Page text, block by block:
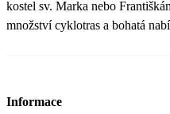
kostel sv. Marka nebo
množství cyklotras a bohatá
Informace